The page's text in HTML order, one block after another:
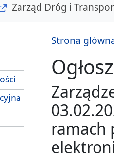
Zarząd Dróg i
PDF
Strona
ramach